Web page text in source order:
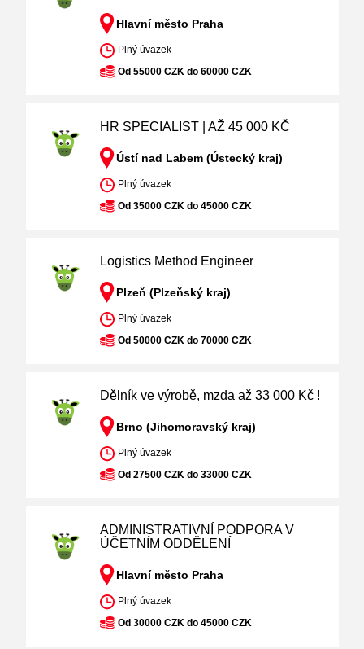
Hlavní město Praha
Plný úvazek
Od 55000 CZK do 60000 CZK
HR SPECIALIST | AŽ 45 000 KČ
Ústí nad Labem (Ústecký kraj)
Plný úvazek
Od 35000 CZK do 45000 CZK
Logistics Method Engineer
Plzeň (Plzeňský kraj)
Plný úvazek
Od 50000 CZK do 70000 CZK
Dělník ve výrobě, mzda až 33 000 Kč !
Brno (Jihomoravský kraj)
Plný úvazek
Od 27500 CZK do 33000 CZK
ADMINISTRATIVNÍ PODPORA V
ÚČETNÍM ODDĚLENÍ
Hlavní město Praha
Plný úvazek
Od 30000 CZK do 45000 CZK